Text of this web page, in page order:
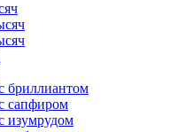
бриллиантом
сапфиром
изумрудом